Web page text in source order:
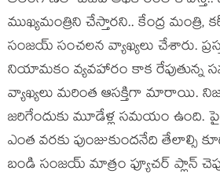
ముఖ్య‌మంత్రిని చేస్తార‌ని.. కేంద్ర మంత్రి,
సంజ‌య్ సంచ‌ల‌న వ్యాఖ్య‌లు చేశారు.
నియామ‌కం వ్య‌వ‌హారం కాక
వ్యాఖ్య‌లు మ‌రింత ఆస‌క్తిగా మారాయి.
జ‌రిగేందుకు మూడేళ్ల స‌మ‌యం ఉంది.
ఎంత వ‌ర‌కు పుంజుకుందనేది
బండి సంజ‌య్ మాత్రం ఫ్యూచ‌ర్ ప్లాన్